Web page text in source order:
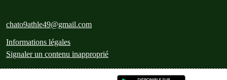
chato9athle49@gmail.com
Informations légales
Signaler un contenu inapproprié